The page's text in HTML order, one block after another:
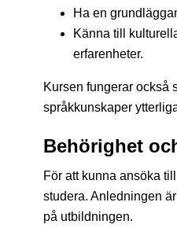
Ha en
Känna till
erfarenheter.
Kursen fungerar också
språkkunskaper
Behörighet
För att kunna ansöka
studera. Anledningen
på utbildningen.